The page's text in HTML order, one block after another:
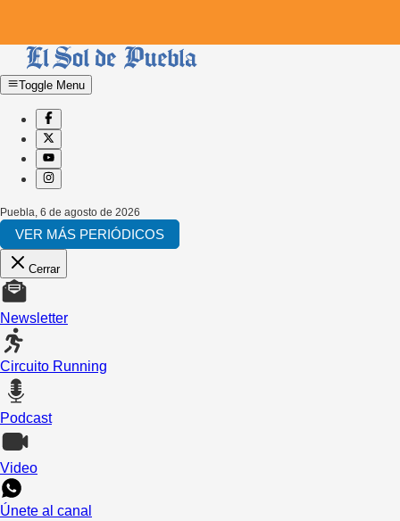
Toggle Menu
Puebla 6 de agosto de 2026
VER MÁS PERIÓDICOS
Cerrar
Newsletter
Circuito Running
Podcast
Video
Únete al canal